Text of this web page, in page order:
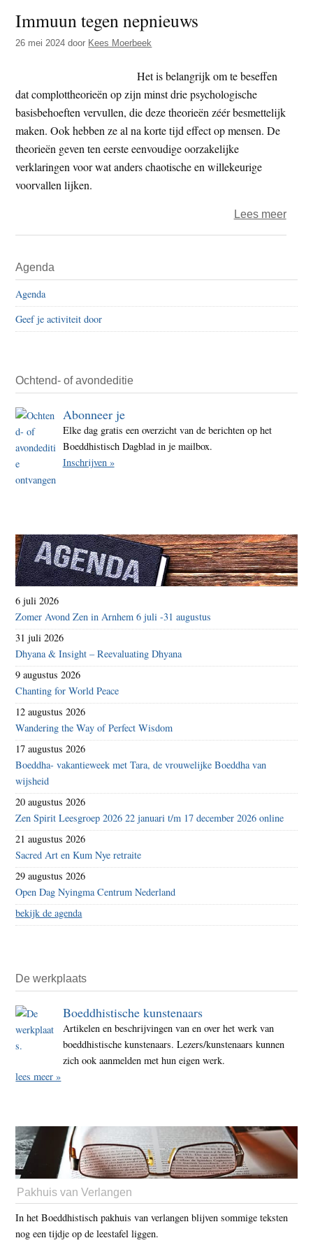
t
e
e
e
Immuun tegen nepnieuws
26 mei 2024 door Kees Moerbeek
Het is belangrijk om te beseffen
dat complottheorieën op zijn minst drie psychologische
basisbehoeften vervullen, die deze theorieën zéér besmettelijk
maken. Ook hebben ze al na korte tijd effect op mensen. De
theorieën geven ten eerste eenvoudige oorzakelijke
verklaringen voor wat anders chaotische en willekeurige
voorvallen lijken.
Lees meerover
Sidebar
Agenda
Agenda
Geef je activiteit door
Ochtend- of avondeditie
Abonneer je
Elke dag gratis een overzicht van de berichten op het
Boeddhistisch Dagblad in je mailbox.
Inschrijven »
6 juli 2026
Zomer Avond Zen in Arnhem 6 juli -31 augustus
31 juli 2026
Dhyana & Insight – Reevaluating Dhyana
9 augustus 2026
Chanting for World Peace
12 augustus 2026
Wandering the Way of Perfect Wisdom
17 augustus 2026
Boeddha- vakantieweek met Tara, de vrouwelijke Boeddha van
wijsheid
20 augustus 2026
Zen Spirit Leesgroep 2026 22 januari t/m 17 december 2026 online
21 augustus 2026
Sacred Art en Kum Nye retraite
29 augustus 2026
Open Dag Nyingma Centrum Nederland
bekijk de agenda
De werkplaats
Boeddhistische kunstenaars
Artikelen en beschrijvingen van en over het werk van
boeddhistische kunstenaars. Lezers/kunstenaars kunnen
zich ook aanmelden met hun eigen werk.
lees meer »
Pakhuis van Verlangen
In het Boeddhistisch pakhuis van verlangen blijven sommige teksten
nog een tijdje op de leestafel liggen.